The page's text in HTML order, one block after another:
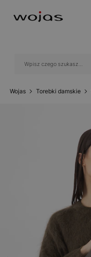
Wojas Torebki damskie